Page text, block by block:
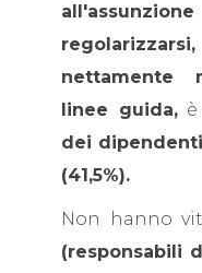
regolarizzarsi,
nettamente
linee guida,è
dei
(41,5%).
Non hanno
(responsabili